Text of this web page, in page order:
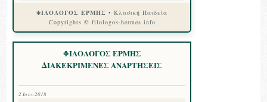
ΦΙΛΟΛΟΓΟΣ ΕΡΜΗΣ • Κλασική Παιδεία
Copyrights © filologos-hermes.info
ΦΙΛΟΛΟΓΟΣ ΕΡΜΗΣ
ΔΙΑΚΕΚΡΙΜΕΝΕΣ ΑΝΑΡΤΗΣΕΙΣ
2 Ιουν 2018